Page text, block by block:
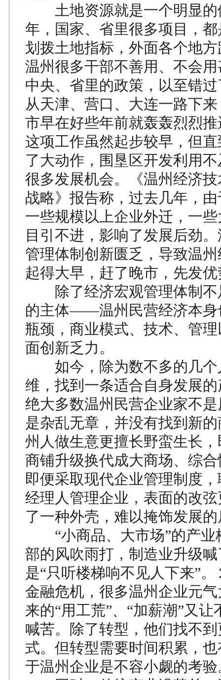
土地资源就是一个明显的
年，国家、省里很多项目，
划拨土地指标，外面各个地
温州很多干部不善用、不会
中央、省里的政策，以至错
从天津、营口、大连一路下
市早在好些年前就轰轰烈烈
这项工作虽然起步较早，但
了大动作，围垦区开发利用
很多发展机会。《温州经济
战略》报告称，过去几年，
一些规模以上企业外迁，一
目引不进，影响了发展后劲
管理体制创新匮乏，导致温
起得大早，赶了晚市，先发
除了经济宏观管理体制不
的主体——温州民营经济本身
瓶颈，商业模式、技术、管
面创新乏力。
如今，除为数不多的几个
维，找到一条适合自身发展
绝大多数温州民营企业家不
是杂乱无章，并没有找到新
州人做生意更擅长野蛮生长
商铺升级换代成大商场、综
即便采取现代企业管理制度
经理人管理企业，表面的改
了一种外壳，难以掩饰发展
“小商品、大市场”的产业
部的风吹雨打，制造业升级
是“只听楼梯响不见人下来”
金融危机，很多温州企业元
来的“用工荒”、“加薪潮”又让
喊苦。除了转型，他们找不
式。但转型需要时间积累，
于温州企业是不容小觑的考验